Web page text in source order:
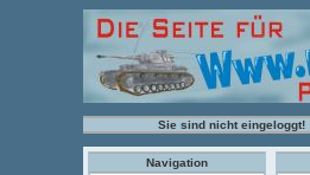
Sie sind nicht eingeloggt!
Navigation